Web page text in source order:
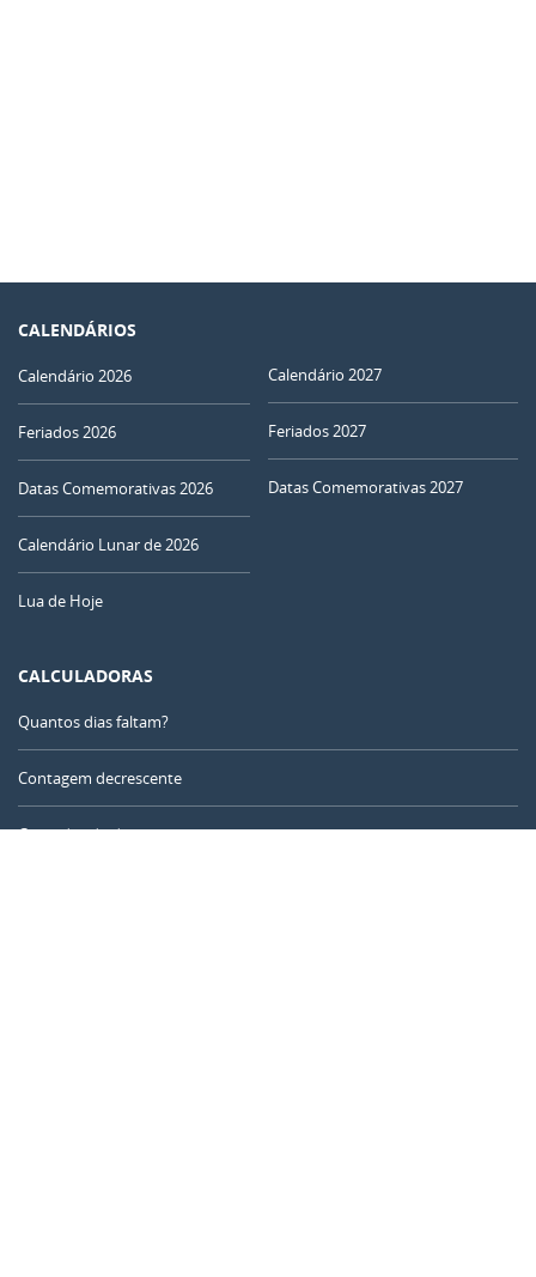
CALENDÁRIOS
Calendário 2026
Feriados 2026
Datas Comemorativas 2026
Calendário Lunar de 2026
Lua de Hoje
Calendário 2027
Feriados 2027
Datas Comemorativas 2027
CALCULADORAS
Quantos dias faltam?
Contagem decrescente
Contador de dias